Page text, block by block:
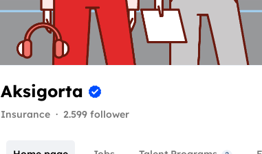
Aksigorta
Insurance · 2.599 follower